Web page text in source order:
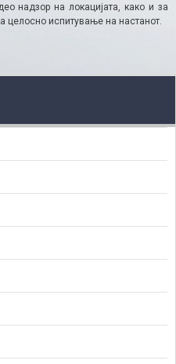
надзор на локацијата, како и за
целосно испитување на настанот.